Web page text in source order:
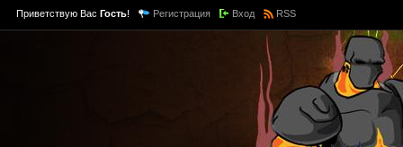
Приветствую Вас Гость! Регистрация Вход RSS